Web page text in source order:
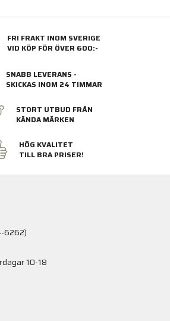
FRI FRAKT INOM SVERIGE
VID KÖP FÖR ÖVER 600:-
SNABB LEVERANS -
SKICKAS INOM 24 TIMMAR
STORT UTBUD FRÅN
KÄNDA MÄRKEN
HÖG KVALITET
TILL BRA PRISER!
6262)
10-18